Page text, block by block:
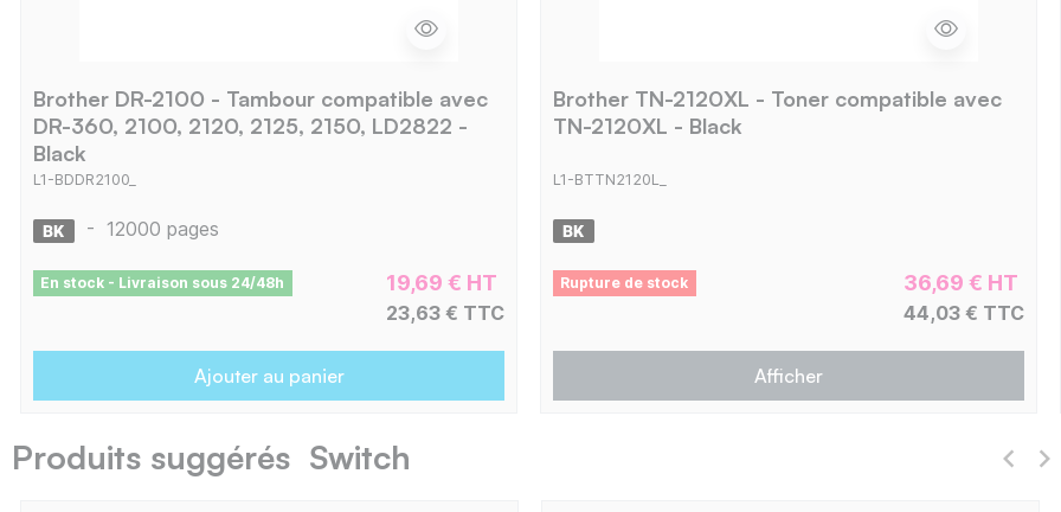
Brother DR-2100 - Tambour compatible avec
DR-360, 2100, 2120, 2125, 2150, LD2822 -
Black
L1-BDDR2100_
- 12000 pages
En stock - Livraison sous 24/48h 19,69 € HT
23,63 € TTC
Ajouter au panier
Brother TN-2120XL - Toner compatible avec
TN-2120XL - Black
L1-BTTN2120L_
Rupture de stock 36,69 € HT
44,03 € TTC
Afficher
Produits suggérés Switch